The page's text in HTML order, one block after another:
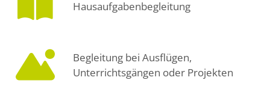
Hausaufgabenbegleitung
Begleitung bei Ausflügen,
Unterrichtsgängen oder Projekten